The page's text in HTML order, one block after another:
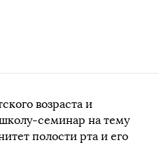
возраста и
семинар на тему
полости рта и его